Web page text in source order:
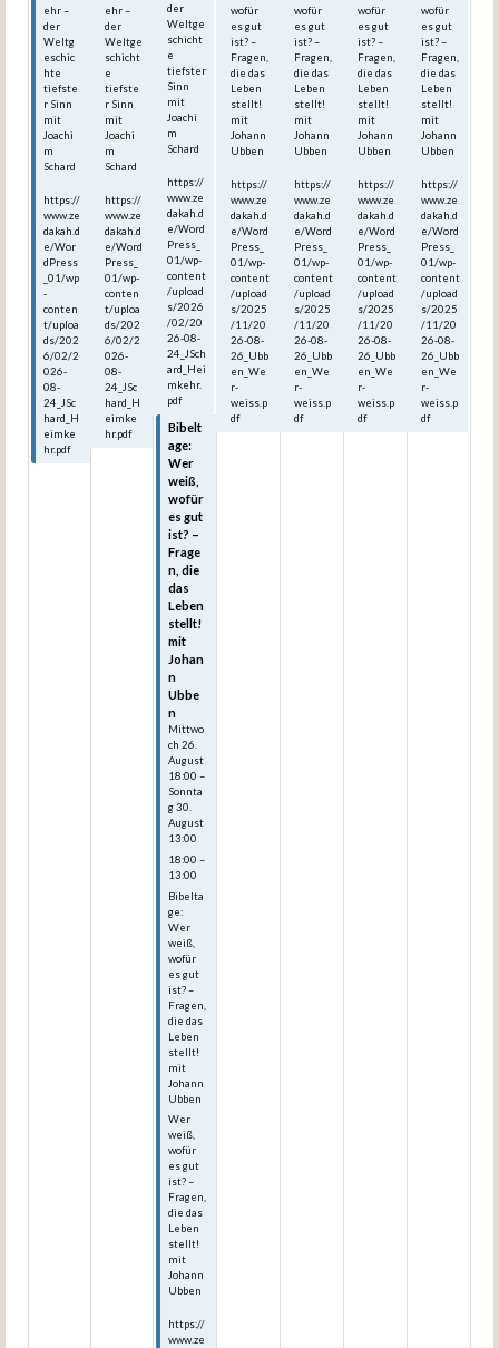
ehr –
der
Weltg
eschic
hte
tiefste
r Sinn
mit
Joachi
m
Schard
https://
www.ze
dakah.d
e/Wor
dPress
_01/wp
-
conten
t/uploa
ds/202
6/02/2
026-
08-
24_JSc
hard_H
eimke
hr.pdf
ehr –
der
Weltge
schicht
e
tiefste
r Sinn
mit
Joachi
m
Schard
https://
www.ze
dakah.d
e/Word
Press_
01/wp-
conten
t/uploa
ds/202
6/02/2
026-
08-
24_JSc
hard_H
eimke
hr.pdf
der
Weltge
schicht
e
tiefster
Sinn
mit
Joachi
m
Schard
https://
www.ze
dakah.d
e/Word
Press_
01/wp-
content
/upload
s/2026
/02/20
26-08-
24_JSch
ard_Hei
mkehr.
pdf
Bibelt
age:
Wer
weiß,
wofür
es gut
ist? –
Frage
n, die
das
Leben
stellt!
mit
Johan
n
Ubbe
n
Mittwo
ch 26.
August
18:00 –
Sonnta
g30.
August
13:00
18:00 –
13:00
Bibelta
ge:
Wer
weiß,
wofür
es gut
ist? –
Fragen,
die das
Leben
stellt!
mit
Johann
Ubben
Wer
weiß,
wofür
es gut
ist? –
Fragen,
die das
Leben
stellt!
mit
Johann
Ubben
https://
www.ze
wofür
es gut
ist? –
Fragen,
die das
Leben
stellt!
mit
Johann
Ubben
https://
www.ze
dakah.d
e/Word
Press_
01/wp-
content
/upload
s/2025
/11/20
26-08-
26_Ubb
en_We
r-
weiss.p
df
wofür
es gut
ist? –
Fragen,
die das
Leben
stellt!
mit
Johann
Ubben
https://
www.ze
dakah.d
e/Word
Press_
01/wp-
content
/upload
s/2025
/11/20
26-08-
26_Ubb
en_We
r-
weiss.p
df
wofür
es gut
ist? –
Fragen,
die das
Leben
stellt!
mit
Johann
Ubben
https://
www.ze
dakah.d
e/Word
Press_
01/wp-
content
/upload
s/2025
/11/20
26-08-
26_Ubb
en_We
r-
weiss.p
df
wofür
es gut
ist? –
Fragen,
die das
Leben
stellt!
mit
Johann
Ubben
https://
www.ze
dakah.d
e/Word
Press_
01/wp-
content
/upload
s/2025
/11/20
26-08-
26_Ubb
en_We
r-
weiss.p
df